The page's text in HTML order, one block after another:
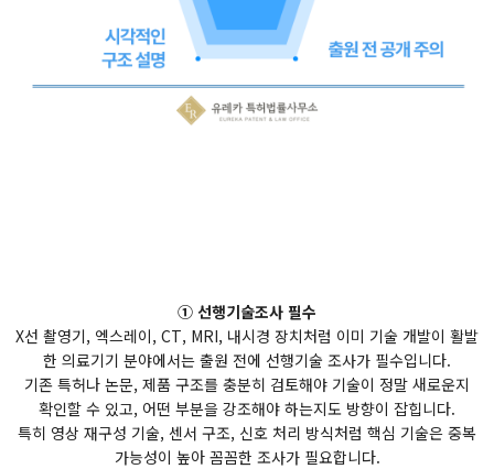
① 선행기술조사 필수
X선 촬영기, 엑스레이, CT, MRI, 내시경 장치처럼 이미 기술 개발이 활발
한 의료기기 분야에서는 출원 전에 선행기술 조사가 필수입니다.
기존 특허나 논문, 제품 구조를 충분히 검토해야 기술이 정말 새로운지
확인할 수 있고, 어떤 부분을 강조해야 하는지도 방향이 잡힙니다.
특히 영상 재구성 기술, 센서 구조, 신호 처리 방식처럼 핵심 기술은 중복
가능성이 높아 꼼꼼한 조사가 필요합니다.